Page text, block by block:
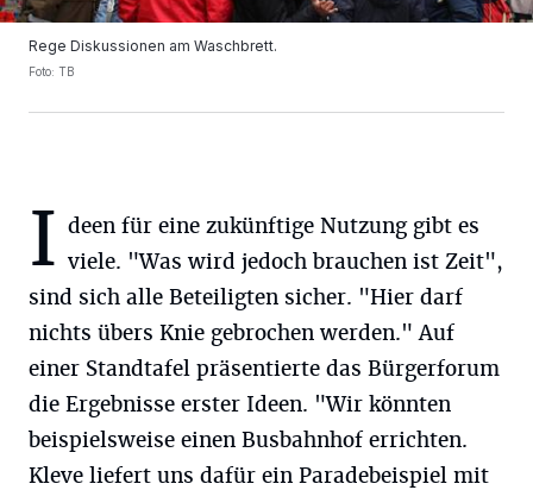
Rege Diskussionen am Waschbrett.
Foto: TB
I deen für eine zukünftige Nutzung gibt es
viele. "Was wird jedoch brauchen ist Zeit",
sind sich alle Beteiligten sicher. "Hier darf
nichts übers Knie gebrochen werden." Auf
einer Standtafel präsentierte das Bürgerforum
die Ergebnisse erster Ideen. "Wir könnten
beispielsweise einen Busbahnhof errichten.
Kleve liefert uns dafür ein Paradebeispiel mit